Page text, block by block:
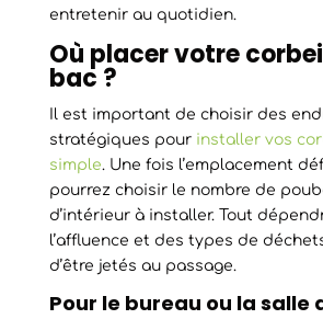
entretenir au quotidien.
Où placer votre
bac ?
Il est important de choisir des
stratégiques pour installer vos
simple. Une fois l’emplacement
pourrez choisir le nombre de
d’intérieur à installer. Tout
l’affluence et des types de
d’être jetés au passage.
Pour le bureau ou la salle